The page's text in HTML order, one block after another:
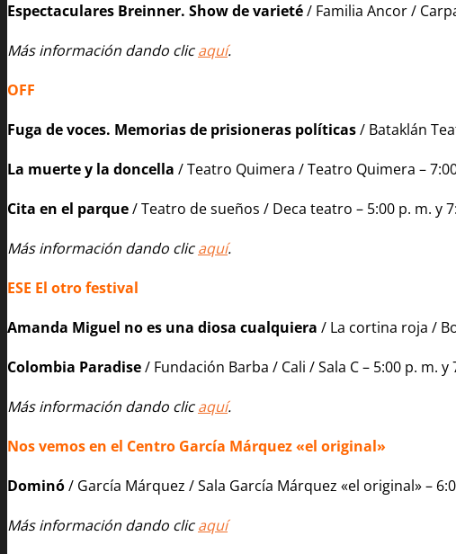
Espectaculares Breinner. Show de varieté/ Familia Ancor /
Más información dando clicaquí.
OFF
Fuga de voces. Memorias de prisioneras políticas/ Bataklán
La muerte y la doncella / Teatro Quimera / Teatro Quimera –
Cita en el parque/ Teatro de sueños / Deca teatro – 5:00 p. m. y
Más información dando clicaquí.
ESE El otro festival
Amanda Miguel no es una diosa cualquiera / La cortina roja /
Colombia Paradise/ Fundación Barba / Cali / Sala C – 5:00 p. m. y
Más información dando clicaquí.
Nos vemos en el Centro García Márquez «el original»
Dominó/ García Márquez / Sala García Márquez «el original» –
Más información dando clicaquí